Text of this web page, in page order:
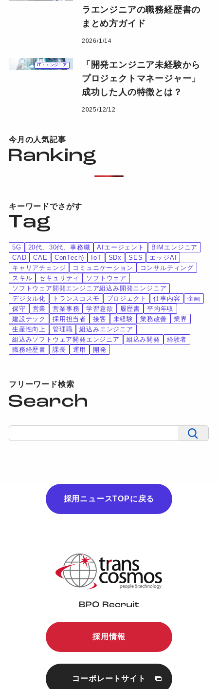
ラエンジニアの職務経歴書の
まとめ方ガイド
2026/1/14
IT・エンジニア
「開発エンジニア未経験から
プロジェクトマネージャー」
成功した人の特徴とは？
2025/12/12
今月の人気記事
キーワードでさがす
5G 20代、30代、事務職 AIエージェント
BIMエンジニア
CAD
CAE ConTech) IoT SDx SES
エッジAI
キャリアチェンジ
コミュニケーション
コンサルティング
スキル
セキュリティ
ソフトウェア
ソフトウェア開発エンジニア組込み開発エンジニア
デジタル化
トランスコスモ プロジェクト 仕事内容
企画
保守
営業 営業事務 学習意欲 履歴書
平均年収
建設テック
採用担当者 接客 未経験 業務改善
業界
生産性向上
管理職
組込みエンジニア
組込みソフトウェア開発エンジニア
組込み開発
経験者
職務経歴書
課長 運用 開発
フリーワード検索
採用ニュースTOPに戻る
採用情報
コーポレートサイト